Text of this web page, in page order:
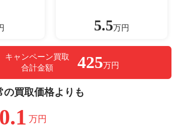
5.5万円
キャンペーン買取
合計金額
425万円
の買取価格よりも
万円